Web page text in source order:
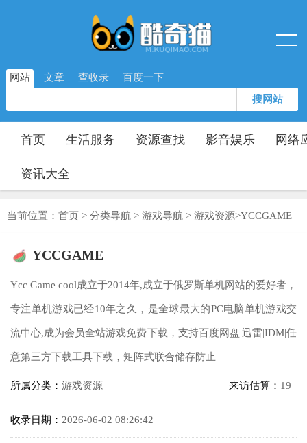
网站 文章 查收录 百度一下
搜网站
首页 生活服务 资源查找 影音娱乐 网络
资讯大全
当前位置： 首页 > 分类导航 > 游戏导航 > 游戏资源>YCCGAME
YCCGAME
Ycc Game cool成立于2014年,成立于俄罗斯单机网站的爱好者，
专注单机游戏已经10年之久，是全球最大的PC电脑单机游戏交
流中心,成为会员全站游戏免费下载，支持百度网盘|迅雷|IDM|任
意第三方下载工具下载，矩阵式联合储存防止
所属分类： 游戏资源 来访估算： 19
收录日期： 2026-06-02 08:26:42